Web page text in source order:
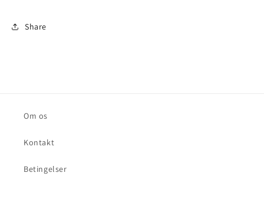
Share
Om os
Kontakt
Betingelser